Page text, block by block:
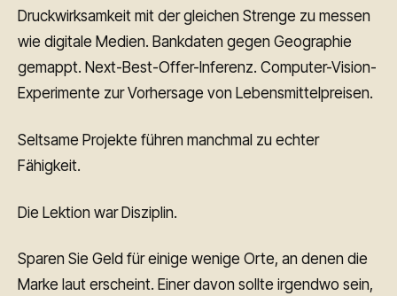
Druckwirksamkeit mit der gleichen Strenge zu messen
wie digitale Medien. Bankdaten gegen Geographie
gemappt. Next-Best-Offer-Inferenz. Computer-Vision-
Experimente zur Vorhersage von Lebensmittelpreisen.
Seltsame Projekte führen manchmal zu echter
Fähigkeit.
Die Lektion war Disziplin.
Sparen Sie Geld für einige wenige Orte, an denen die
Marke laut erscheint. Einer davon sollte irgendwo sein,